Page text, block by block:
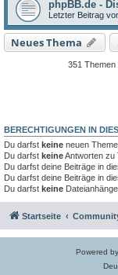
phpBB.de -
Letzter Beitrag
Neues Thema
351 Themen
BERECHTIGUNGEN IN
Du darfst keine neuen
Du darfst keineAntworten zu
Du darfst deine Beiträge in
Du darfst deine Beiträge in
Du darfst keine
Startseite
Powered by